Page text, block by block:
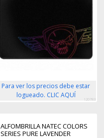
Para ver los precios debe estar
logueado. CLIC AQUÍ
120783
ALFOMBRILLA NATEC COLORS
SERIES PURE LAVENDER